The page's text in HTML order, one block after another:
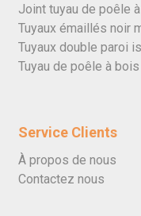
Joint tuyau de poêle
Tuyaux émaillés noir
Tuyaux double paroi
Tuyau de poêle à
Service Clients
À propos de nous
Contactez nous